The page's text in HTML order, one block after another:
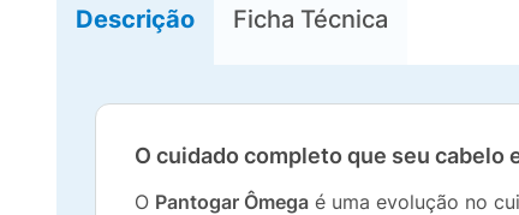
Descrição Ficha Técnica
O cuidado completo que seu cabelo
O Pantogar Ômega é uma evolução no